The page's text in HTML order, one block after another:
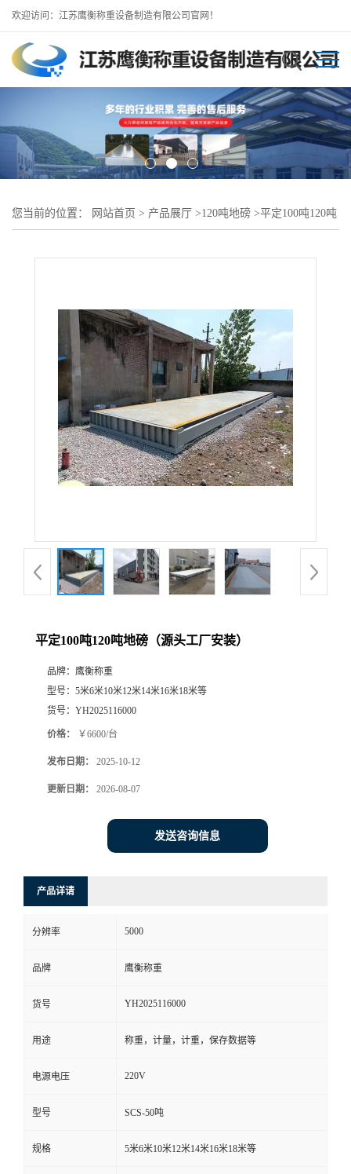
欢迎访问：江苏鹰衡称重设备制造有限公司官网！
您当前的位置： 网站首页 > 产品展厅 >120吨地磅 >平定100吨120吨
平定100吨120吨地磅（源头工厂安装）
品牌： 鹰衡称重
型号： 5米6米10米12米14米16米18米等
货号： YH2025116000
价格： ￥6600/台
发布日期： 2025-10-12
更新日期： 2026-08-07
发送咨询信息
产品详请
分辨率 5000
品牌 鹰衡称重
货号 YH2025116000
用途 称重，计量，计重，保存数据等
电源电压 220V
型号 SCS-50吨
规格 5米6米10米12米14米16米18米等